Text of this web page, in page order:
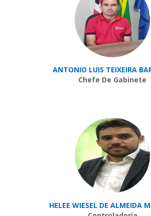
ANTONIO LUIS TEIXEIRA
Chefe De Gabinete
HELEE WIESEL DE ALMEIDA